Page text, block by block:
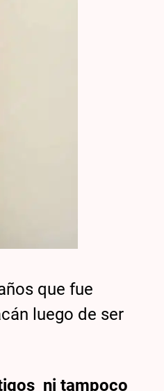
que fue
luego de ser
ni tampoco